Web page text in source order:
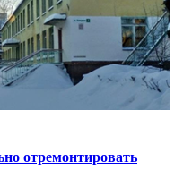
отремонтировать